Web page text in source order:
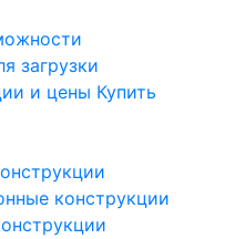
загрузки
и цены Купить
конструкции